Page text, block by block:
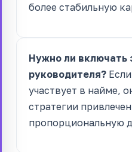
более стабильную
Нужно ли включать
руководителя?
участвует в найме,
стратегии
пропорциональную